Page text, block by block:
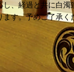
、経過と共に白濁
ます。予めご了承く